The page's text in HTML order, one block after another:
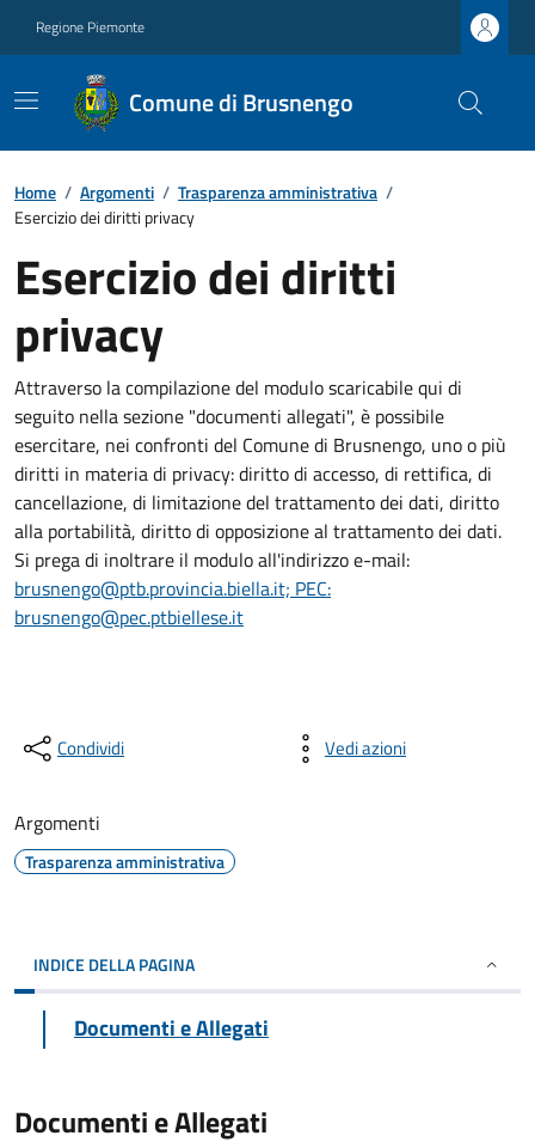
Regione Piemonte
Comune di Brusnengo
Home / Argomenti / Trasparenza amministrativa /
Esercizio dei diritti privacy
Esercizio dei diritti
privacy
Attraverso la compilazione del modulo scaricabile qui di
seguito nella sezione "documenti allegati", è possibile
esercitare, nei confronti del Comune di Brusnengo, uno o più
diritti in materia di privacy: diritto di accesso, di rettifica, di
cancellazione, di limitazione del trattamento dei dati, diritto
alla portabilità, diritto di opposizione al trattamento dei dati.
Si prega di inoltrare il modulo all'indirizzo e-mail:
brusnengo@ptb.provincia.biella.it; PEC:
brusnengo@pec.ptbiellese.it
Condividi Vedi azioni
Argomenti
Trasparenza amministrativa
INDICE DELLA PAGINA
Documenti e Allegati
Documenti e Allegati